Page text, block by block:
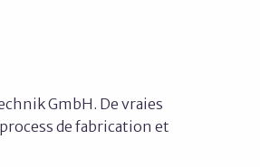
GmbH. De vraies
de fabrication et